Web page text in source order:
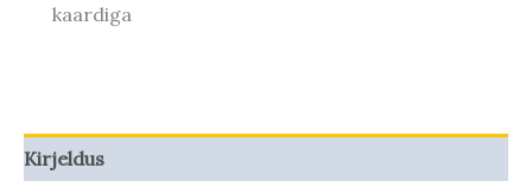
kaardiga
Kirjeldus